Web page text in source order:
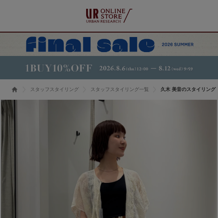
スタッフスタイリング スタッフスタイリング一覧 久木 美音のスタイリング